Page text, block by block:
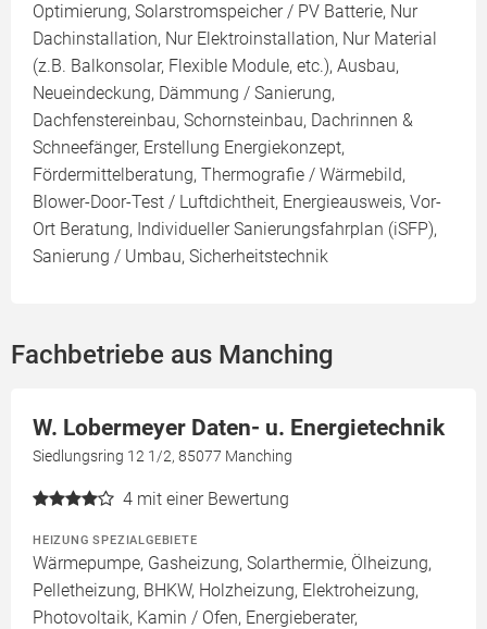
Optimierung, Solarstromspeicher / PV Batterie, Nur
Dachinstallation, Nur Elektroinstallation, Nur Material
(z.B. Balkonsolar, Flexible Module, etc.), Ausbau,
Neueindeckung, Dämmung / Sanierung,
Dachfenstereinbau, Schornsteinbau, Dachrinnen &
Schneefänger, Erstellung Energiekonzept,
Fördermittelberatung, Thermografie / Wärmebild,
Blower-Door-Test / Luftdichtheit, Energieausweis, Vor-
Ort Beratung, Individueller Sanierungsfahrplan (iSFP),
Sanierung / Umbau, Sicherheitstechnik
Fachbetriebe aus Manching
W. Lobermeyer Daten- u. Energietechnik
Siedlungsring 12 1/2, 85077 Manching
4 mit einer Bewertung
HEIZUNG SPEZIALGEBIETE
Wärmepumpe, Gasheizung, Solarthermie, Ölheizung,
Pelletheizung, BHKW, Holzheizung, Elektroheizung,
Photovoltaik, Kamin / Ofen, Energieberater,